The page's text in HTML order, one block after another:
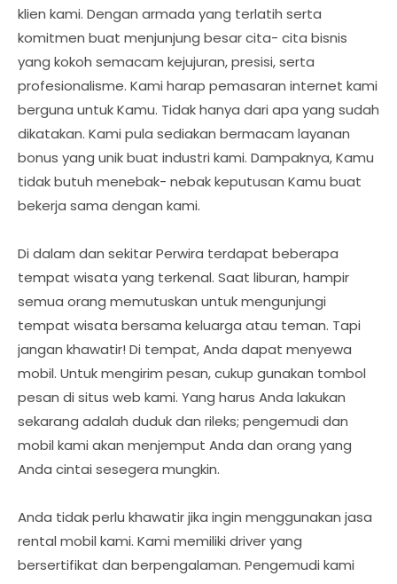
klien kami. Dengan armada yang terlatih serta
komitmen buat menjunjung besar cita- cita bisnis
yang kokoh semacam kejujuran, presisi, serta
profesionalisme. Kami harap pemasaran internet kami
berguna untuk Kamu. Tidak hanya dari apa yang sudah
dikatakan. Kami pula sediakan bermacam layanan
bonus yang unik buat industri kami. Dampaknya, Kamu
tidak butuh menebak- nebak keputusan Kamu buat
bekerja sama dengan kami.
Di dalam dan sekitar Perwira terdapat beberapa
tempat wisata yang terkenal. Saat liburan, hampir
semua orang memutuskan untuk mengunjungi
tempat wisata bersama keluarga atau teman. Tapi
jangan khawatir! Di tempat, Anda dapat menyewa
mobil. Untuk mengirim pesan, cukup gunakan tombol
pesan di situs web kami. Yang harus Anda lakukan
sekarang adalah duduk dan rileks; pengemudi dan
mobil kami akan menjemput Anda dan orang yang
Anda cintai sesegera mungkin.
Anda tidak perlu khawatir jika ingin menggunakan jasa
rental mobil kami. Kami memiliki driver yang
bersertifikat dan berpengalaman. Pengemudi kami